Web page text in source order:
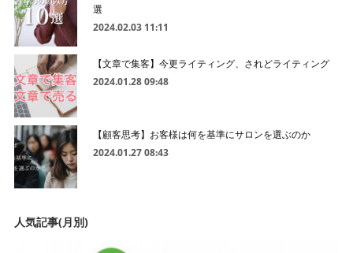
選
2024.02.03 11:11
【文章で集客】今更ライティング、されどライティング
2024.01.28 09:48
【顧客思考】お客様は何を基準にサロンを選ぶのか
2024.01.27 08:43
人気記事(月別)